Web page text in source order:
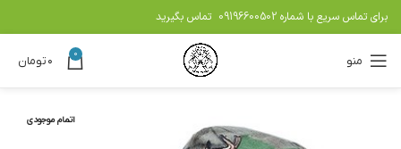
برای تماس سریع با شماره 09196600502 تماس بگیرید
منو 0 ۰تومان
اتمام موجودی